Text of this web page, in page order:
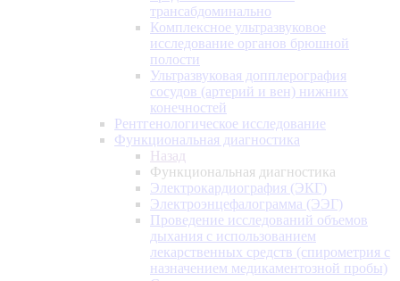
трансабдоминально
Комплексное ультразвуковое
исследование органов брюшной
полости
Ультразвуковая допплерография
сосудов (артерий и вен) нижних
конечностей
Рентгенологическое исследование
Функциональная диагностика
Назад
Функциональная диагностика
Электрокардиография (ЭКГ)
Электроэнцефалограмма (ЭЭГ)
Проведение исследований объемов
дыхания с использованием
лекарственных средств (спирометрия с
назначением медикаментозной пробы)